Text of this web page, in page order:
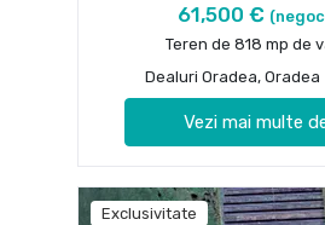
61,500 €
Teren de 818 mp de
Dealuri Oradea, Oradea
Vezi mai multe
Exclusivitate